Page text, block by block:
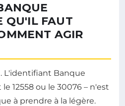
QU'IL FAUT
AGIR
L'identifiant Banque
12558 ou le 30076 – n'est
à prendre à la légère.